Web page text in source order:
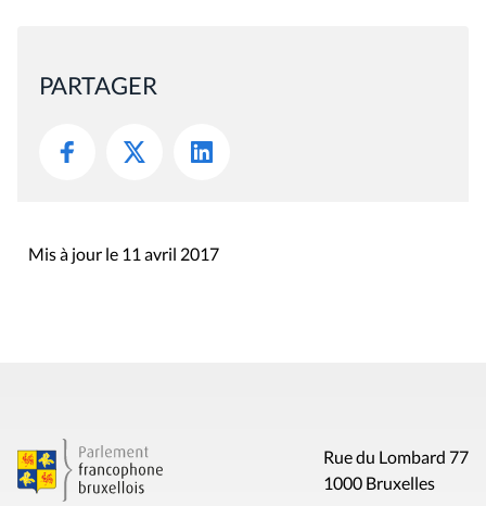
PARTAGER
Mis à jour le 11 avril 2017
Rue du Lombard 77
1000 Bruxelles